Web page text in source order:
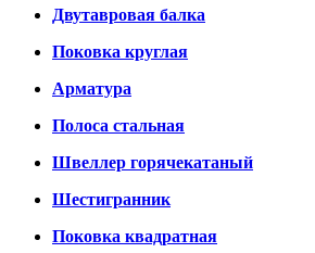
Двутавровая балка
Поковка круглая
Арматура
Полоса стальная
Швеллер горячекатаный
Шестигранник
Поковка квадратная